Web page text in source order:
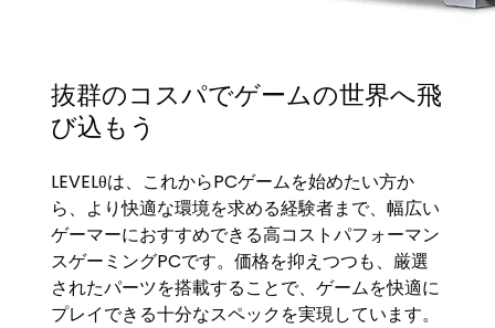
抜群のコスパでゲームの世界へ飛
び込もう
LEVELθは、これからPCゲームを始めたい方か
ら、より快適な環境を求める経験者まで、幅広い
ゲーマーにおすすめできる高コストパフォーマン
スゲーミングPCです。価格を抑えつつも、厳選
されたパーツを搭載することで、ゲームを快適に
プレイできる十分なスペックを実現しています。